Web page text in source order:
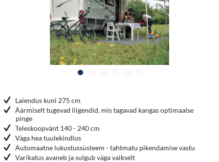
Laiendus kuni 275 cm
Äärmiselt tugevad liigendid, mis tagavad kangas optimaalse
pinge
Teleskoopvänt 140 - 240 cm
Väga hea tuulekindlus
Automaatne lukustussüsteem - tahtmatu pikendamise vastu
Varikatus avaneb ja sulgub väga vaikselt